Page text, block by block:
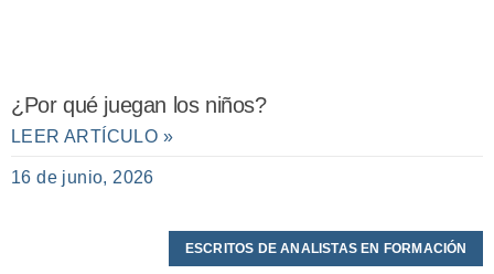
¿Por qué juegan los niños?
LEER ARTÍCULO »
16 de junio, 2026
ESCRITOS DE ANALISTAS EN FORMACIÓN